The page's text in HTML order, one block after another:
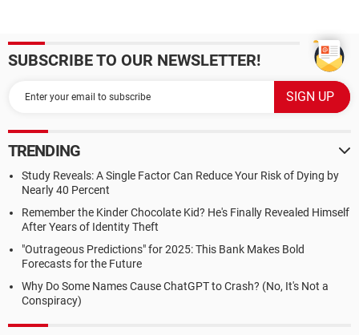
SUBSCRIBE TO OUR NEWSLETTER!
TRENDING
Study Reveals: A Single Factor Can Reduce Your Risk of Dying by
Nearly 40 Percent
Remember the Kinder Chocolate Kid? He's Finally Revealed Himself
After Years of Identity Theft
"Outrageous Predictions" for 2025: This Bank Makes Bold
Forecasts for the Future
Why Do Some Names Cause ChatGPT to Crash? (No, It's Not a
Conspiracy)